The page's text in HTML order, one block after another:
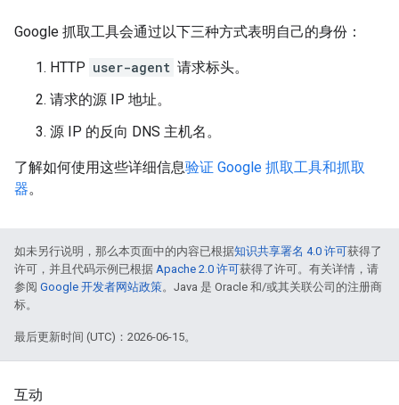
Google 抓取工具会通过以下三种方式表明自己的身份：
HTTP user-agent 请求标头。
请求的源 IP 地址。
源 IP 的反向 DNS 主机名。
了解如何使用这些详细信息验证 Google 抓取工具和抓取
器。
如未另行说明，那么本页面中的内容已根据知识共享署名 4.0 许可获得了
许可，并且代码示例已根据 Apache 2.0 许可获得了许可。有关详情，请
参阅 Google 开发者网站政策。Java 是 Oracle 和/或其关联公司的注册商
标。
最后更新时间 (UTC)：2026-06-15。
互动